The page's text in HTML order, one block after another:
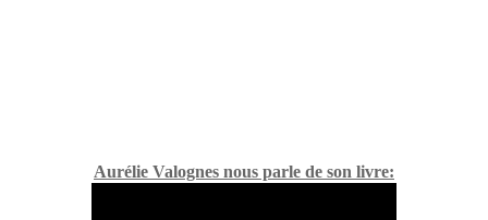
Aurélie Valognes nous parle de son livre: